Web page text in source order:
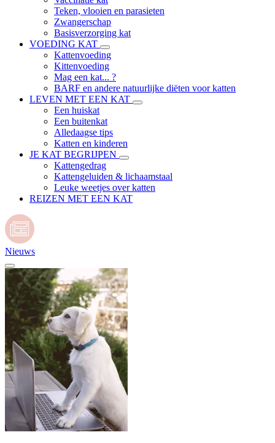
Teken, vlooien en parasieten
Zwangerschap
Basisverzorging kat
VOEDING KAT
Kattenvoeding
Kittenvoeding
Mag een kat... ?
BARF en andere natuurlijke diëten voor katten
LEVEN MET EEN KAT
Een huiskat
Een buitenkat
Alledaagse tips
Katten en kinderen
JE KAT BEGRIJPEN
Kattengedrag
Kattengeluiden & lichaamstaal
Leuke weetjes over katten
REIZEN MET EEN KAT
Nieuws